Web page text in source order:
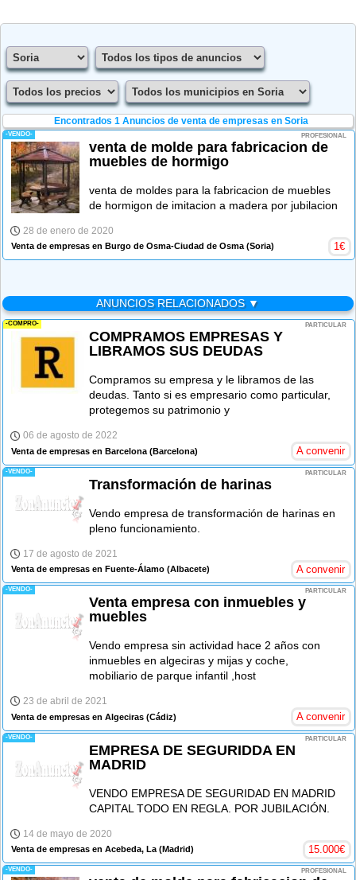
Encontrados 1Anuncios de venta de empresas en Soria
-VENDO- PROFESIONAL
venta de molde para fabricacion de
muebles de hormigo
venta de moldes para la fabricacion de muebles
de hormigon de imitacion a madera por jubilacion
28 de enero de 2020
Venta de empresas en Burgo de Osma-Ciudad de Osma (Soria) 1€
ANUNCIOS RELACIONADOS ▼
-COMPRO- PARTICULAR
COMPRAMOS EMPRESAS Y
LIBRAMOS SUS DEUDAS
Compramos su empresa y le libramos de las
deudas. Tanto si es empresario como particular,
protegemos su patrimonio y
06 de agosto de 2022
Venta de empresas en Barcelona (Barcelona) A convenir
-VENDO- PARTICULAR
Transformación de harinas
Vendo empresa de transformación de harinas en
pleno funcionamiento.
17 de agosto de 2021
Venta de empresas en Fuente-Álamo (Albacete) A convenir
-VENDO- PARTICULAR
Venta empresa con inmuebles y
muebles
Vendo empresa sin actividad hace 2 años con
inmuebles en algeciras y mijas y coche,
mobiliario de parque infantil ,host
23 de abril de 2021
Venta de empresas en Algeciras (Cádiz) A convenir
-VENDO- PARTICULAR
EMPRESA DE SEGURIDDA EN
MADRID
VENDO EMPRESA DE SEGURIDAD EN MADRID
CAPITAL TODO EN REGLA. POR JUBILACIÓN.
14 de mayo de 2020
Venta de empresas en Acebeda, La (Madrid) 15.000€
-VENDO- PROFESIONAL